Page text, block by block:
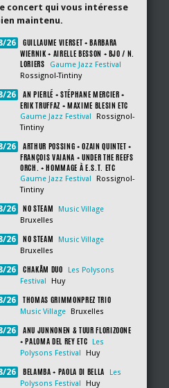
concert qui vous intéresse
maintenu.
26
GUILLAUME VIERSET + BARBARA
WIERNIK + AIRELLE BESSON + BJO / N.
LORIERS
Gaume Jazz Festival
Rossignol-Tintiny
26
AN PIERLÉ + STÉPHANE MERCIER +
ERIK TRUFFAZ + MAXIME BLESIN ETC
Gaume Jazz Festival
Rossignol-
Tintiny
26
ARTHUR POSSING + OZAIN QUINTET +
FRANÇOIS VAIANA + UNDER THE REEFS
ORCH. + HOMMAGE À E.S.T. ETC
Gaume Jazz Festival
Rossignol-
Tintiny
26 NO STEAM
Music Village
Bruxelles
26 NO STEAM
Music Village
Bruxelles
26 CHAKÂM DUO
Les Polysons
Festival
Huy
26 THOMAS GRIMMONPREZ TRIO
Music Village Bruxelles
26
ANU JUNNONEN & TUUR FLORIZOONE
+ PALOMA DEL REY ETC
Les
Polysons Festival
Huy
26 BELAMBA + PAOLA DI BELLA
Les
Polysons Festival
Huy